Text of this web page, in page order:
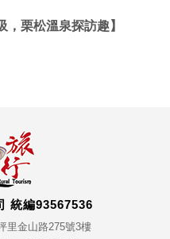
，栗松溫泉探訪趣】
統編93567536
里金山路275號3樓